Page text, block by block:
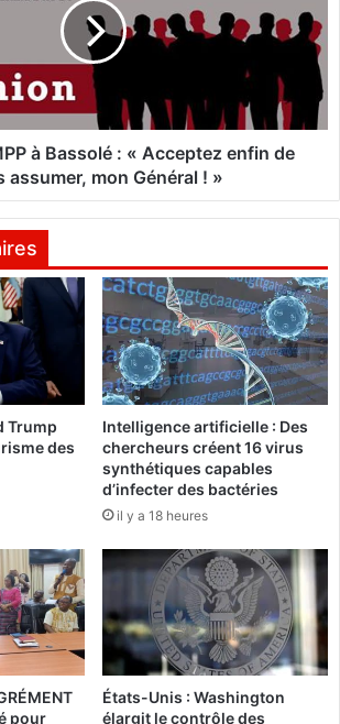
à Bassolé : « Acceptez enfin de
assumer, mon Général ! »
Trump
des
Intelligence artificielle : Des
chercheurs créent 16 virus
synthétiques capables
d’infecter des bactéries
il y a 18 heures
pour
États-Unis : Washington
élargit le contrôle des